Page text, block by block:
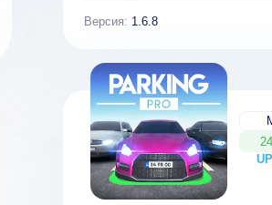
Версия: 1.6.8